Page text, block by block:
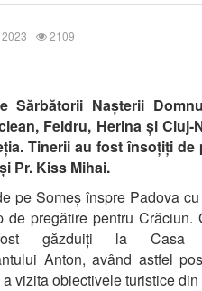
2109
Sărbătorii Nașterii
, Feldru, Herina și Cluj-
Tinerii au fost însoțiți de
Pr. Kiss Mihai.
pe Someș înspre Padova
pregătire pentru Crăciun.
găzduiți la Casa
Anton, având astfel
vizita obiectivele turistice din